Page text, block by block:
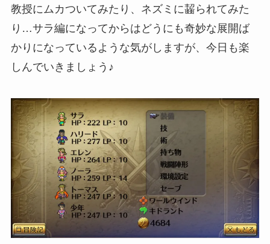
教授にムカついてみたり、ネズミに齧られてみた
り…サラ編になってからは どうにも奇妙な展開ば
かり になっているような気がしますが、今日も楽
しんでいきましょう♪